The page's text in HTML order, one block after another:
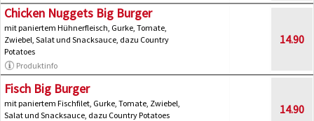
Chicken Nuggets Big Burger
mit paniertem Hühnerfleisch, Gurke, Tomate,
Zwiebel, Salat und Snacksauce, dazu Country
Potatoes
Produktinfo
14.90
Fisch Big Burger
mit paniertem Fischfilet, Gurke, Tomate, Zwiebel,
Salat und Snacksauce, dazu Country Potatoes
14.90